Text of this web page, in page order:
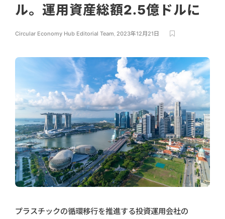
ル。運用資産総額2.5億ドルに
Circular Economy Hub Editorial Team, 2023年12月21日
プラスチックの循環移行を推進する投資運用会社の